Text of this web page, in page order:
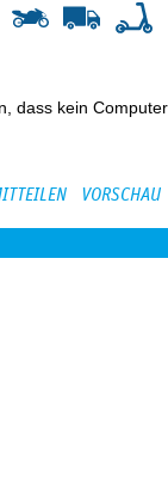
dass kein Computer